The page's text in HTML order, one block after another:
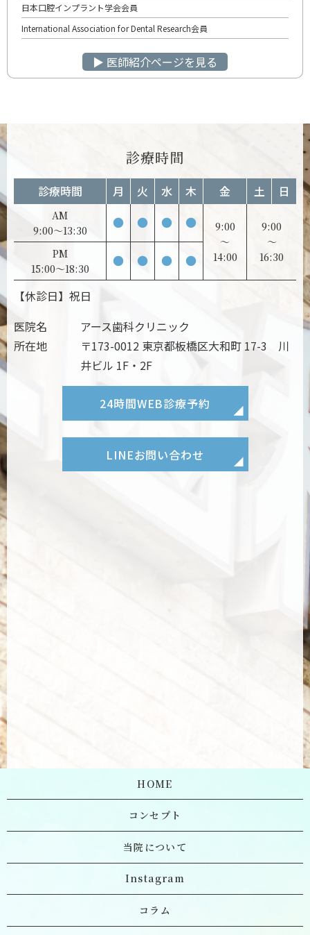
日本口腔インプラント学会会員
International Association for Dental Research会員
▶︎ 医師紹介ページを見る
診療時間
診療時間 月 火 水 木 金 土 日
AM
9:00～13:30
● ● ● ●
9:00
～
14:00
9:00
～
16:30
PM
15:00～18:30
● ● ● ●
【休診日】祝日
医院名
アース歯科クリニック
所在地
〒173-0012 東京都板橋区大和町 17-3 川
井ビル 1F・2F
24時間WEB診療予約
LINEお問い合わせ
HOME
コンセプト
当院について
Instagram
コラム